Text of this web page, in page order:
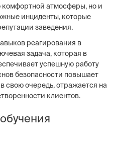
комфортной атмосферы, но и
инциденты, которые
заведения.
реагирования в
задача, которая в
успешную работу
безопасности повышает
свою очередь, отражается на
клиентов.